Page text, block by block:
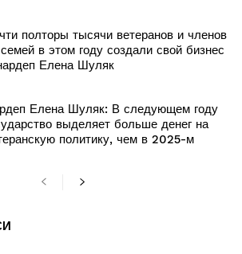
полторы тысячи ветеранов и членов
в этом году создали свой бизнес
Елена Шуляк
Елена Шуляк: В следующем году
выделяет больше денег на
политику, чем в 2025-м